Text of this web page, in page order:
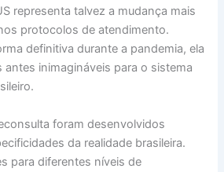
representa talvez a mudança mais
protocolos de atendimento.
definitiva durante a pandemia, ela
inimagináveis para o sistema
foram desenvolvidos
da realidade brasileira.
para diferentes níveis de